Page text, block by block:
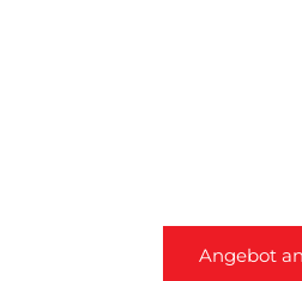
Angebot